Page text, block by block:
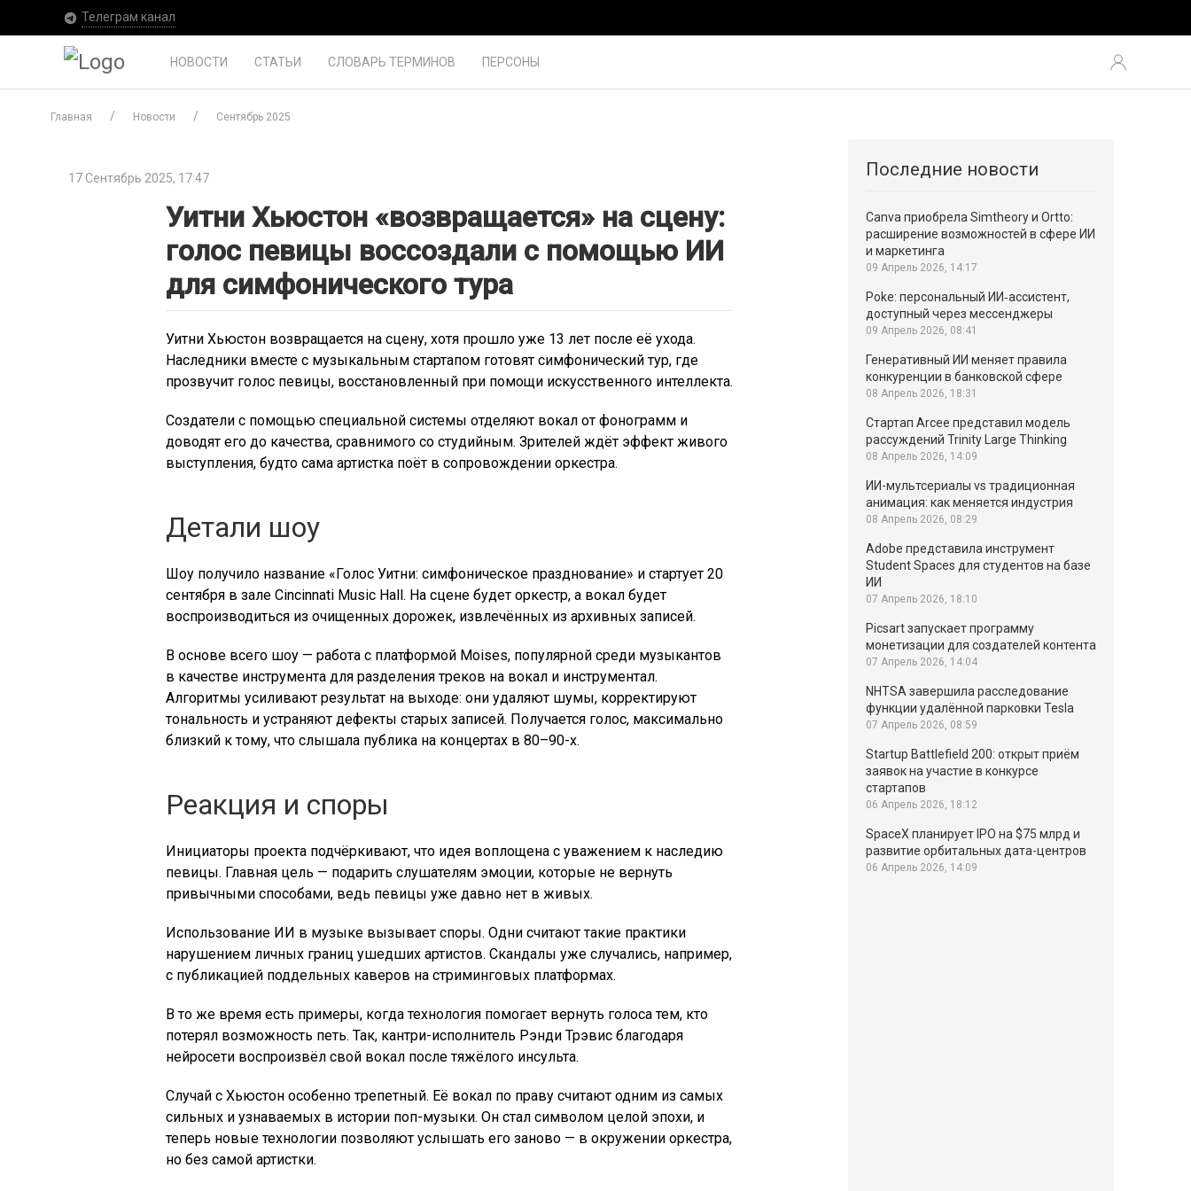
Телеграм канал
НОВОСТИ СТАТЬИ СЛОВАРЬ ТЕРМИНОВ ПЕРСОНЫ
Главная Новости Сентябрь 2025
17 Сентябрь 2025, 17:47
Уитни Хьюстон «возвращается» на сцену:
голос певицы воссоздали с помощью ИИ
для симфонического тура
Уитни Хьюстон возвращается на сцену, хотя прошло уже 13 лет после её ухода.
Наследники вместе с музыкальным стартапом готовят симфонический тур, где
прозвучит голос певицы, восстановленный при помощи искусственного интеллекта.
Создатели с помощью специальной системы отделяют вокал от фонограмм и
доводят его до качества, сравнимого со студийным. Зрителей ждёт эффект живого
выступления, будто сама артистка поёт в сопровождении оркестра.
Детали шоу
Шоу получило название «Голос Уитни: симфоническое празднование» и стартует 20
сентября в зале Cincinnati Music Hall. На сцене будет оркестр, а вокал будет
воспроизводиться из очищенных дорожек, извлечённых из архивных записей.
В основе всего шоу — работа с платформой Moises, популярной среди музыкантов
в качестве инструмента для разделения треков на вокал и инструментал.
Алгоритмы усиливают результат на выходе: они удаляют шумы, корректируют
тональность и устраняют дефекты старых записей. Получается голос, максимально
близкий к тому, что слышала публика на концертах в 80–90-х.
Реакция и споры
Инициаторы проекта подчёркивают, что идея воплощена с уважением к наследию
певицы. Главная цель — подарить слушателям эмоции, которые не вернуть
привычными способами, ведь певицы уже давно нет в живых.
Использование ИИ в музыке вызывает споры. Одни считают такие практики
нарушением личных границ ушедших артистов. Скандалы уже случались, например,
с публикацией поддельных каверов на стриминговых платформах.
В то же время есть примеры, когда технология помогает вернуть голоса тем, кто
потерял возможность петь. Так, кантри-исполнитель Рэнди Трэвис благодаря
нейросети воспроизвёл свой вокал после тяжёлого инсульта.
Случай с Хьюстон особенно трепетный. Её вокал по праву считают одним из самых
сильных и узнаваемых в истории поп-музыки. Он стал символом целой эпохи, и
теперь новые технологии позволяют услышать его заново — в окружении оркестра,
но без самой артистки.
Последние новости
Canva приобрела Simtheory и Ortto:
расширение возможностей в сфере ИИ
и маркетинга
09 Апрель 2026, 14:17
Poke: персональный ИИ‑ассистент,
доступный через мессенджеры
09 Апрель 2026, 08:41
Генеративный ИИ меняет правила
конкуренции в банковской сфере
08 Апрель 2026, 18:31
Стартап Arcee представил модель
рассуждений Trinity Large Thinking
08 Апрель 2026, 14:09
ИИ-мультсериалы vs традиционная
анимация: как меняется индустрия
08 Апрель 2026, 08:29
Adobe представила инструмент
Student Spaces для студентов на базе
ИИ
07 Апрель 2026, 18:10
Picsart запускает программу
монетизации для создателей контента
07 Апрель 2026, 14:04
NHTSA завершила расследование
функции удалённой парковки Tesla
07 Апрель 2026, 08:59
Startup Battlefield 200: открыт приём
заявок на участие в конкурсе
стартапов
06 Апрель 2026, 18:12
SpaceX планирует IPO на $75 млрд и
развитие орбитальных дата-центров
06 Апрель 2026, 14:09